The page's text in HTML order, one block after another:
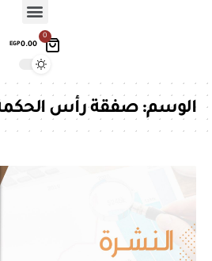
0
EGP0.00
الوسم:صفقة رأس الحكمة